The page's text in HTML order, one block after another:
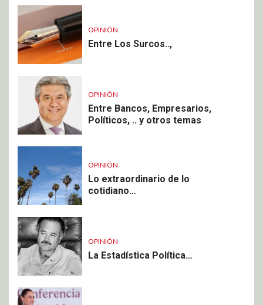
OPINIÓN
Entre Los Surcos..,
OPINIÓN
Entre Bancos, Empresarios,
Políticos, .. y otros temas
OPINIÓN
Lo extraordinario de lo
cotidiano…
OPINIÓN
La Estadística Política…